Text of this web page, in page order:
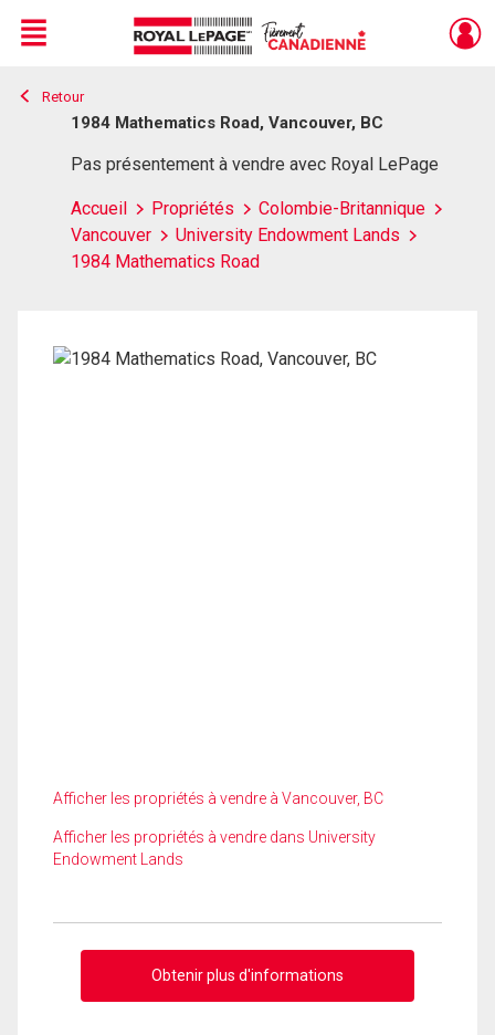
Live
En Direct
Menu
Retour
1984 Mathematics Road, Vancouver, BC
Pas présentement à vendre avec Royal LePage
Accueil Propriétés
Colombie-Britannique
Vancouver
University Endowment Lands
1984 Mathematics Road
Afficher les propriétés à vendre à Vancouver, BC
Afficher les propriétés à vendre dans University
Endowment Lands
Obtenir plus d'informations